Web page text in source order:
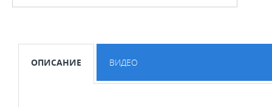
ОПИСАНИЕ ВИДЕО